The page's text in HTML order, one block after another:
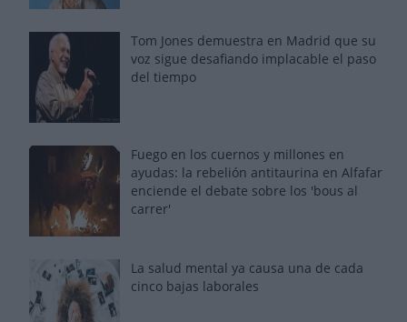
Tom Jones demuestra en Madrid que su
voz sigue desafiando implacable el paso
del tiempo
Fuego en los cuernos y millones en
ayudas: la rebelión antitaurina en Alfafar
enciende el debate sobre los 'bous al
carrer'
La salud mental ya causa una de cada
cinco bajas laborales